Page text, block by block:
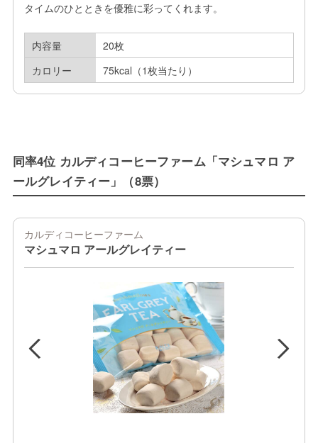
タイムのひとときを優雅に彩ってくれます。
内容量
20枚
カロリー
75kcal（1枚当たり）
同率4位 カルディコーヒーファーム「マシュマロ ア
ールグレイティー」（8票）
カルディコーヒーファーム
マシュマロ アールグレイティー